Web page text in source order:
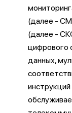
(далее -
(далее -
цифрового
данных,